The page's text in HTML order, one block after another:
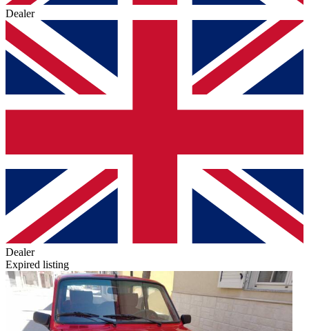
Dealer
Dealer
Expired listing